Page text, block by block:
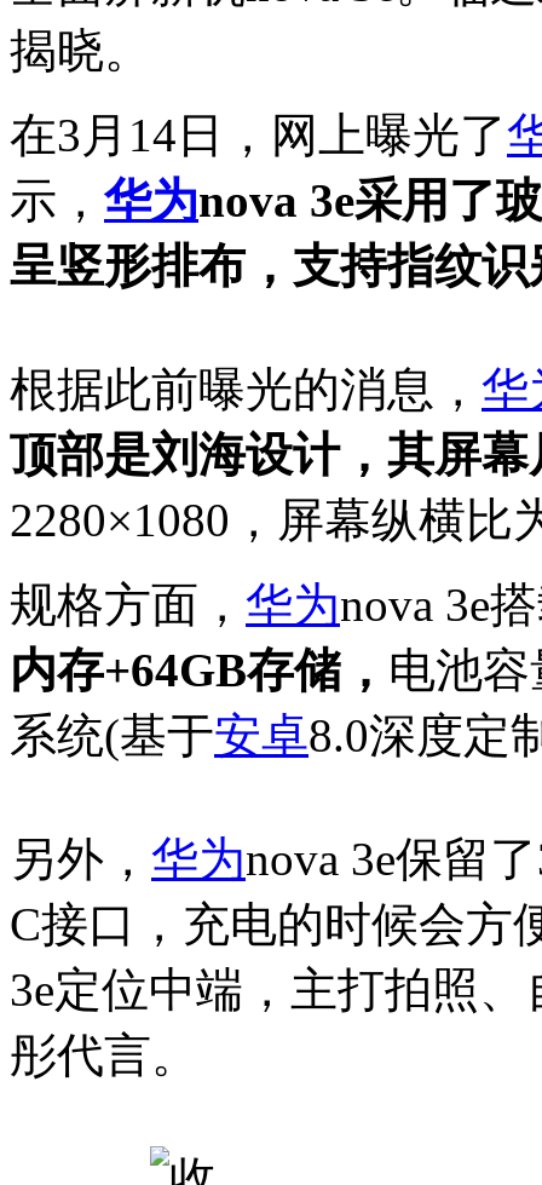
揭晓。
在3月14日，网上曝光了
示， 华为nova 3e采用了
呈竖形排布，支持指纹
根据此前曝光的消息， 华
顶部是刘海设计，其屏
2280×1080，屏幕纵横比
规格方面， 华为nova 3e
内存+64GB存储， 电池
系统(基于安卓8.0深度定
另外， 华为nova 3e保留
C接口，充电的时候会方
3e定位中端，主打拍照
彤代言。